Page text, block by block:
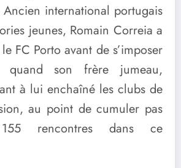
international portugais
jeunes, Romain Correia a
FC Porto avant de s’imposer
quand son frère jumeau,
à lui enchaîné les clubs de
au point de cumuler pas
rencontres dans ce